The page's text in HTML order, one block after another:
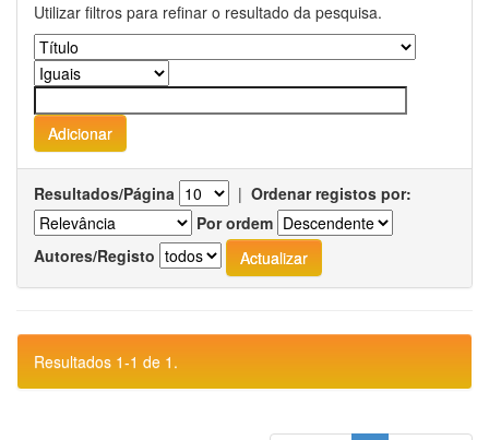
Utilizar filtros para refinar o resultado da pesquisa.
Resultados/Página | Ordenar registos por:
Por ordem
Autores/Registo
Resultados 1-1 de 1.